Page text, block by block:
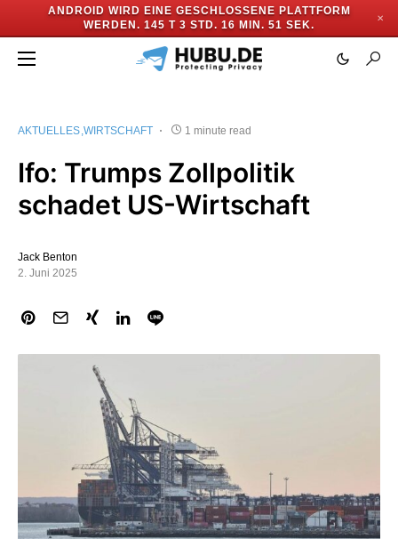
ANDROID WIRD EINE GESCHLOSSENE PLATTFORM
WERDEN. 145 T 3 STD. 16 MIN. 50 SEK.
✕
AKTUELLES WIRTSCHAFT 1 minute read
Ifo: Trumps Zollpolitik
schadet US-Wirtschaft
Jack Benton
2. Juni 2025